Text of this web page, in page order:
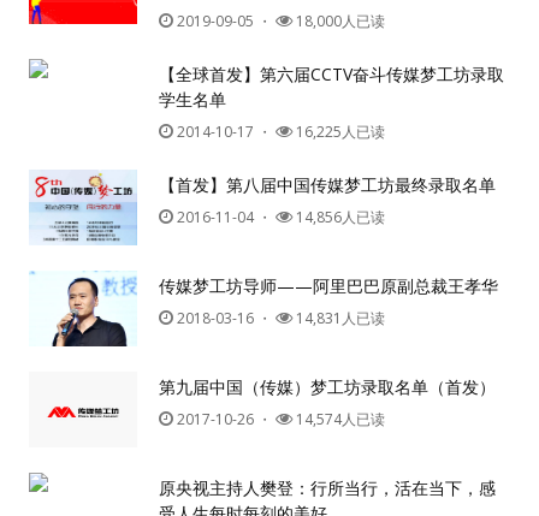
记住我的登录状态
没帐号？注册一个
2019-09-05 ・ 18,000人已读
【全球首发】第六届CCTV奋斗传媒梦工坊录取
学生名单
2014-10-17 ・ 16,225人已读
【首发】第八届中国传媒梦工坊最终录取名单
2016-11-04・ 14,856人已读
传媒梦工坊导师——阿里巴巴原副总裁王孝华
2018-03-16 ・ 14,831人已读
第九届中国（传媒）梦工坊录取名单（首发）
2017-10-26 ・ 14,574人已读
原央视主持人樊登：行所当行，活在当下，感